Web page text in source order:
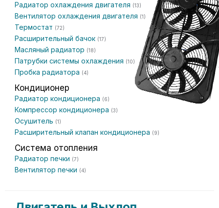
Радиатор охлаждения двигателя (13)
Вентилятор охлаждения двигателя (1)
Термостат (72)
Расширительный бачок (17)
Масляный радиатор (18)
Патрубки системы охлаждения (10)
Пробка радиатора (4)
Кондиционер
Радиатор кондиционера (6)
Компрессор кондиционера (3)
Осушитель (1)
Расширительный клапан кондиционера (9)
Система отопления
Радиатор печки (7)
Вентилятор печки (4)